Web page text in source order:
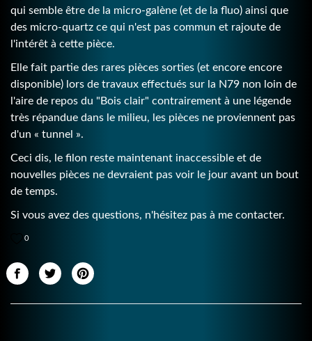
qui semble être de la micro-galène (et de la fluo) ainsi que
des micro-quartz ce qui n'est pas commun et rajoute de
l'intérêt à cette pièce.
Elle fait partie des rares pièces sorties (et encore encore
disponible) lors de travaux effectués sur la N79 non loin de
l'aire de repos du "Bois clair" contrairement à une légende
très répandue dans le milieu, les pièces ne proviennent pas
d'un « tunnel ».
Ceci dis, le filon reste maintenant inaccessible et de
nouvelles pièces ne devraient pas voir le jour avant un bout
de temps.
Si vous avez des questions, n'hésitez pas à me contacter.
0